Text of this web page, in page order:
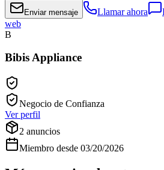
Enviar mensaje Llamar ahora
web
B
Bibis Appliance
Negocio de Confianza
Ver perfil
2 anuncios
Miembro desde 03/20/2026